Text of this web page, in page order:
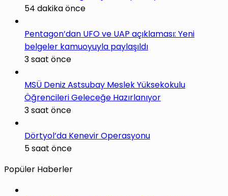
54 dakika önce
Pentagon’dan UFO ve UAP açıklaması: Yeni
belgeler kamuoyuyla paylaşıldı
3 saat önce
MSÜ Deniz Astsubay Meslek Yüksekokulu
Öğrencileri Geleceğe Hazırlanıyor
3 saat önce
Dörtyol’da Kenevir Operasyonu
5 saat önce
Popüler Haberler